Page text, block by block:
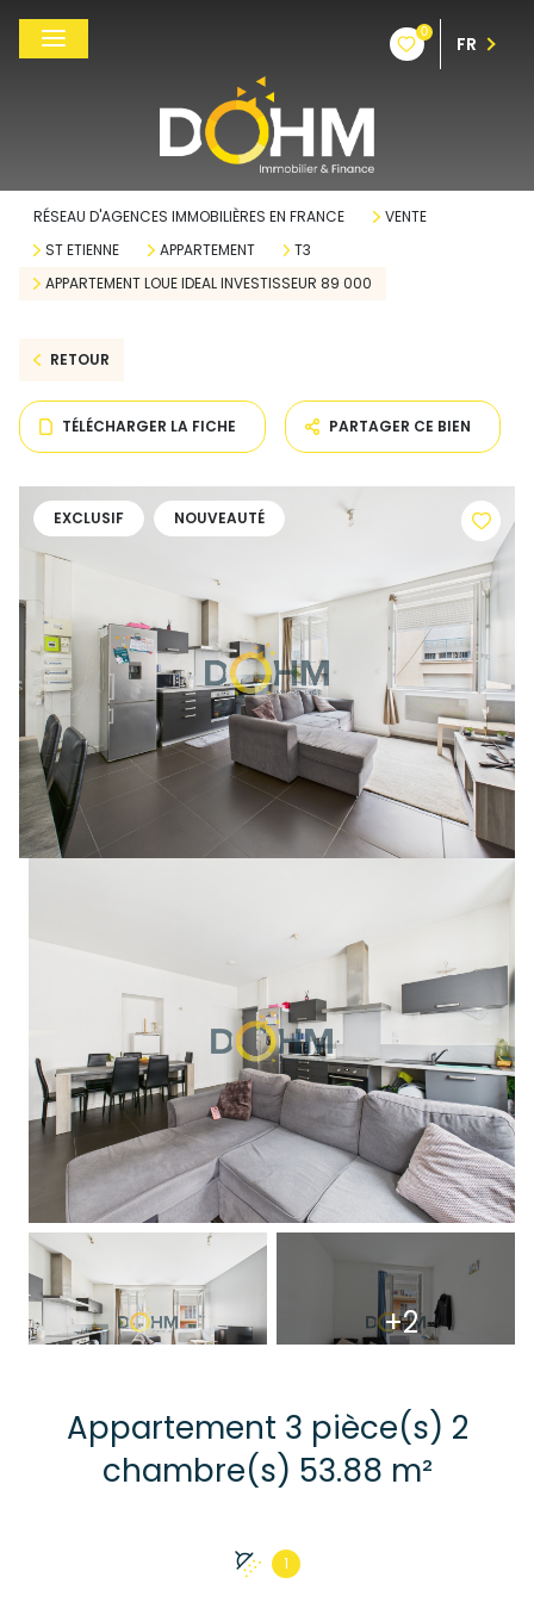
0
FR
RÉSEAU D'AGENCES IMMOBILIÈRES EN FRANCE
VENTE
ST ETIENNE
APPARTEMENT
T3
APPARTEMENT LOUE IDEAL INVESTISSEUR 89 000
RETOUR
TÉLÉCHARGER LA FICHE PARTAGER CE BIEN
EXCLUSIF NOUVEAUTÉ
+2
Appartement 3 pièce(s) 2
chambre(s) 53.88 m²
1